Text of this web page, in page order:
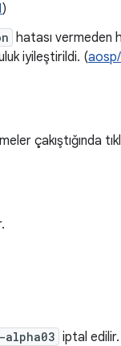
)
hatası vermeden
iyileştirildi. (
çakıştığında
iptal edilir.